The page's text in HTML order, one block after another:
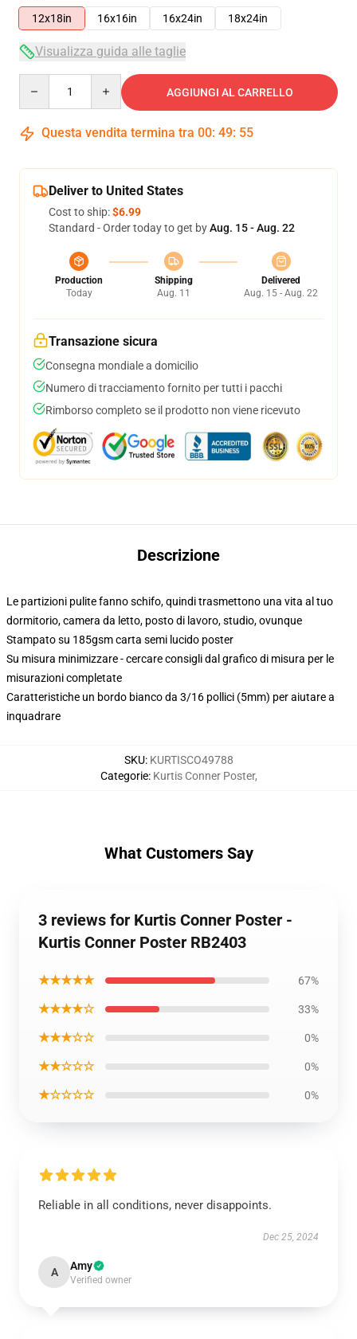
12x18in
16x16in 16x24in 18x24in
Visualizza guida alle taglie
AGGIUNGI AL CARRELLO
Questa vendita termina tra 00: 49: 54
Deliver to United States
Cost to ship:$6.99
Standard - Order today to get byAug. 15 - Aug. 22
Production
Today
Shipping
Aug. 11
Delivered
Aug. 15 - Aug. 22
Transazione sicura
Consegna mondiale a domicilio
Numero di tracciamento fornito per tutti i pacchi
Rimborso completo se il prodotto non viene ricevuto
Descrizione
Le partizioni pulite fanno schifo, quindi trasmettono una vita al tuo
dormitorio, camera da letto, posto di lavoro, studio, ovunque
Stampato su 185gsm carta semi lucido poster
Su misura minimizzare - cercare consigli dal grafico di misura per le
misurazioni completate
Caratteristiche un bordo bianco da 3/16 pollici (5mm) per aiutare a
inquadrare
SKU: KURTISCO49788
Categorie: Kurtis Conner Poster,
What Customers Say
3 reviews for Kurtis Conner Poster -
Kurtis Conner Poster RB2403
★★★★★ 67%
★★★★☆ 33%
★★★☆☆ 0%
★★☆☆☆ 0%
★☆☆☆☆ 0%
Reliable in all conditions, never disappoints.
Dec 25, 2024
A Amy
Verified owner